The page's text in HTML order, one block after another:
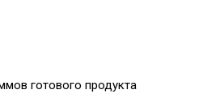
готового продукта